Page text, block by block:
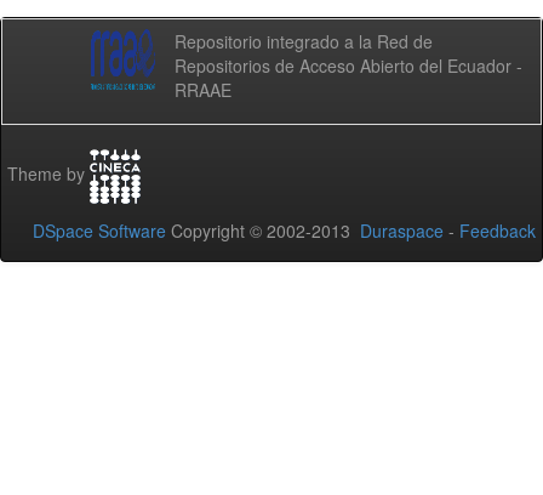
Repositorio integrado a la Red de
Repositorios de Acceso Abierto del Ecuador -
RRAAE
Theme by
DSpace Software Copyright © 2002-2013 Duraspace - Feedback